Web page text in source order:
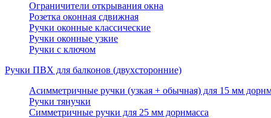
Ограничители открывания окна
Розетка оконная сдвижная
Ручки оконные классические
Ручки оконные узкие
Ручки с ключом
Ручки ПВХ для балконов (двухсторонние)
Асимметричные ручки (узкая + обычная) для 15 мм
Ручки тянучки
Симметричные ручки для 25 мм дорнмасса